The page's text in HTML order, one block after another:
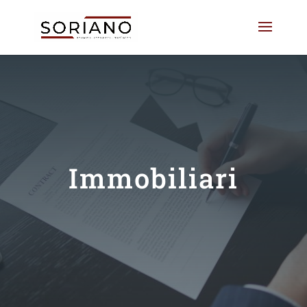
Immobiliari